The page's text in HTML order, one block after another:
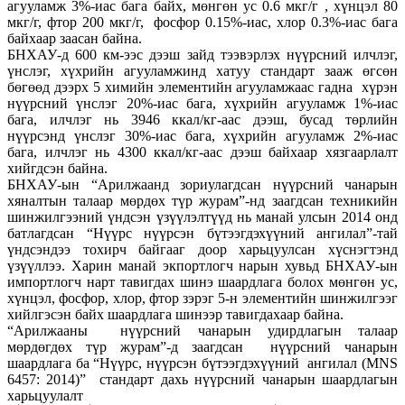
агууламж 3%-иас бага байх, мөнгөн ус 0.6 мкг/г , хүнцэл 80
мкг/г, фтор 200 мкг/г, фосфор 0.15%-иас, хлор 0.3%-иас бага
байхаар заасан байна.
БНХАУ-д 600 км-ээс дээш зайд тээвэрлэх нүүрсний илчлэг,
үнслэг, хүхрийн агууламжинд хатуу стандарт зааж өгсөн
бөгөөд дээрх 5 химийн элементийн агууламжаас гадна хүрэн
нүүрсний үнслэг 20%-иас бага, хүхрийн агууламж 1%-иас
бага, илчлэг нь 3946 ккал/кг-аас дээш, бусад төрлийн
нүүрсэнд үнслэг 30%-иас бага, хүхрийн агууламж 2%-иас
бага, илчлэг нь 4300 ккал/кг-аас дээш байхаар хязгаарлалт
хийгдсэн байна.
БНХАУ-ын “Арилжаанд зориулагдсан нүүрсний чанарын
хяналтын талаар мөрдөх түр журам”-нд заагдсан техникийн
шинжилгээний үндсэн үзүүлэлтүүд нь манай улсын 2014 онд
батлагдсан “Нүүрс нүүрсэн бүтээгдэхүүний ангилал”-тай
үндсэндээ тохирч байгааг доор харьцуулсан хүснэгтэнд
үзүүллээ. Харин манай экпортлогч нарын хувьд БНХАУ-ын
импортлогч нарт тавигдах шинэ шаардлага болох мөнгөн ус,
хүнцэл, фосфор, хлор, фтор зэрэг 5-н элементийн шинжилгээг
хийлгэсэн байх шаардлага шинээр тавигдахаар байна.
“Арилжааны нүүрсний чанарын удирдлагын талаар
мөрдөгдөх түр журам”-д заагдсан нүүрсний чанарын
шаардлага ба “Нүүрс, нүүрсэн бүтээгдэхүүний ангилал (MNS
6457: 2014)” стандарт дахь нүүрсний чанарын шаардлагын
харьцуулалт